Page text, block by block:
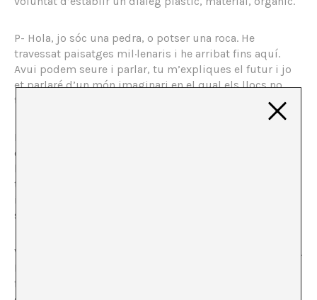
P- Hola, jo sóc una pedra, o potser una roca. He
travessat paisatges mil·lenaris i he arribat fins aquí.
Avui podem seure i parlar, tu m’expliques el futur i jo
et parlaré d’un món imaginari en el qual els llocs no
tenen noms perquè no tenen límits.
L- Ei, hola, jo sóc un líquid. No sóc cap líquid en
concret, sóc la idea d’un líquid. De fet, ni tan sols
líquid ara mateix, m’he quedat sec, sòlid -com tu- per
tal de poder representar tots els líquids. Sóc d’un color
indefinit, tirant a groc pàl·lid, i una mica llefiscós, com
si fes molta estona que m’he vessat aquí damunt.
V- Mmmhhh jo, en canvi, sóc un color… sóc el color verd.
Represento el món natural, però també represento el
futur, represento tot allò on us podeu projectar per